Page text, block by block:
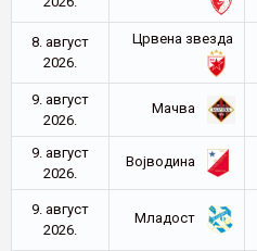
8. август
2026.
Црвена звезда
9. август
2026.
Мачва
9. август
2026.
Војводина
9. август
2026.
Младост